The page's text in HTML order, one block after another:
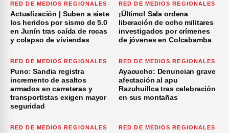
RED DE MEDIOS REGIONALES
Actualización | Suben a siete
los heridos por sismo de 5.0
en Junín tras caída de rocas
y colapso de viviendas
RED DE MEDIOS REGIONALES
¡Último! Sala ordena
liberación de ocho militares
investigados por crímenes
de jóvenes en Colcabamba
RED DE MEDIOS REGIONALES
Puno: Sandia registra
incremento de asaltos
armados en carreteras y
transportistas exigen mayor
seguridad
RED DE MEDIOS REGIONALES
Ayacucho: Denuncian grave
afectación al apu
Razuhuillca tras celebración
en sus montañas
RED DE MEDIOS REGIONALES RED DE MEDIOS REGIONALES